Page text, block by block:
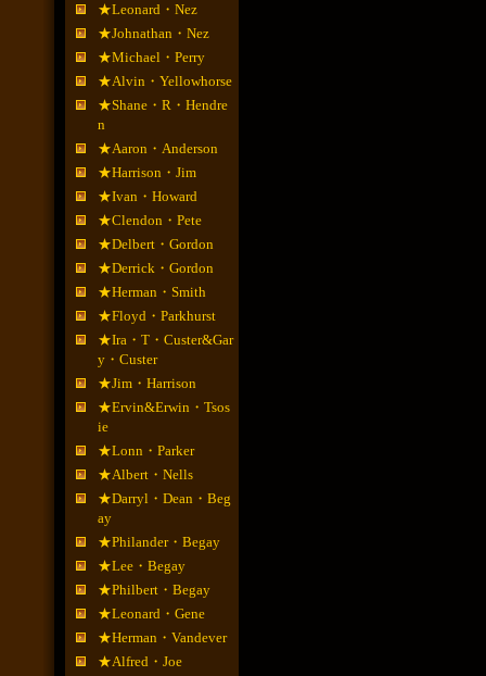
★Leonard・Nez
★Johnathan・Nez
★Michael・Perry
★Alvin・Yellowhorse
★Shane・R・Hendre
n
★Aaron・Anderson
★Harrison・Jim
★Ivan・Howard
★Clendon・Pete
★Delbert・Gordon
★Derrick・Gordon
★Herman・Smith
★Floyd・Parkhurst
★Ira・T・Custer&Gar
y・Custer
★Jim・Harrison
★Ervin&Erwin・Tsos
ie
★Lonn・Parker
★Albert・Nells
★Darryl・Dean・Beg
ay
★Philander・Begay
★Lee・Begay
★Philbert・Begay
★Leonard・Gene
★Herman・Vandever
★Alfred・Joe